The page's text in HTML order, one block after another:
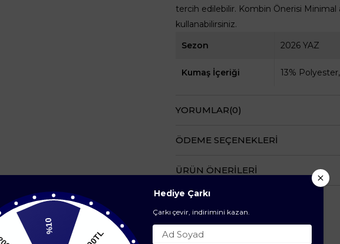
tercih edilebilir. Kombin Önerisi Minimal
kullanabilirsiniz.
Sezon
2026 YAZ
Kumaş İçeriği 13%
YORUMLAR(0)
ÖDEME SEÇENEKLERI
ÜRÜN ÖNERILERI
Hediye Çarkı
Çarkı çevir, indirimini kazan.